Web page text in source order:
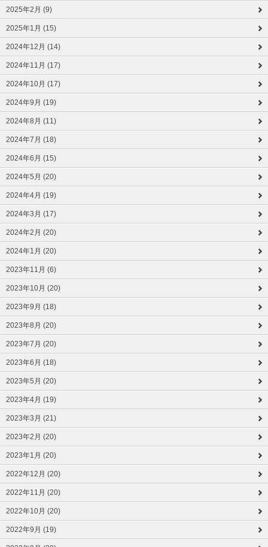
2025年2月 (9)
2025年1月 (15)
2024年12月 (14)
2024年11月 (17)
2024年10月 (17)
2024年9月 (19)
2024年8月 (11)
2024年7月 (18)
2024年6月 (15)
2024年5月 (20)
2024年4月 (19)
2024年3月 (17)
2024年2月 (20)
2024年1月 (20)
2023年11月 (6)
2023年10月 (20)
2023年9月 (18)
2023年8月 (20)
2023年7月 (20)
2023年6月 (18)
2023年5月 (20)
2023年4月 (19)
2023年3月 (21)
2023年2月 (20)
2023年1月 (20)
2022年12月 (20)
2022年11月 (20)
2022年10月 (20)
2022年9月 (19)